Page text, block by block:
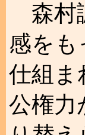
森村
感をも
仕組ま
公権力